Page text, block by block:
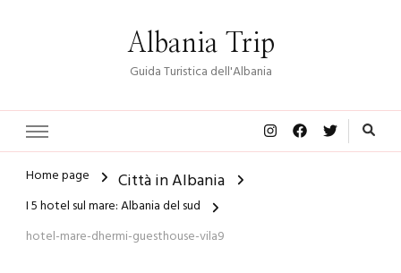
Albania Trip
Guida Turistica dell'Albania
Home page Città in Albania
I 5 hotel sul mare: Albania del sud
hotel-mare-dhermi-guesthouse-vila9